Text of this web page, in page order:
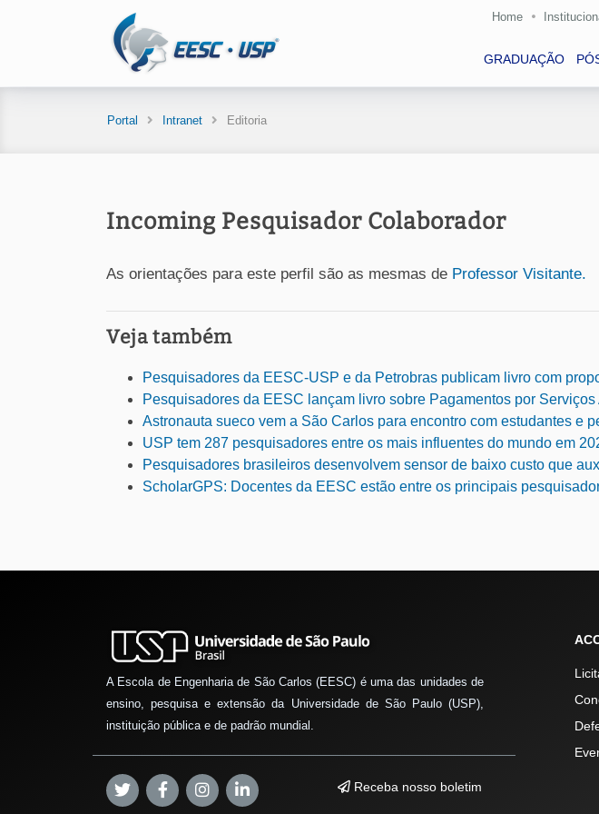
Home
GRADUAÇÃO
Portal Intranet Editoria
Incoming Pesquisador Colaborador
As orientações para este perfil são as mesmas de Professor Visitante.
Veja também
Pesquisadores da EESC-USP e da Petrobras publicam livro com
Pesquisadores da EESC lançam livro sobre Pagamentos por
Astronauta sueco vem a São Carlos para encontro com estudantes e
USP tem 287 pesquisadores entre os mais influentes do mundo em
Pesquisadores brasileiros desenvolvem sensor de baixo custo que
ScholarGPS: Docentes da EESC estão entre os principais
A Escola de Engenharia de São Carlos (EESC) é uma das unidades de
ensino, pesquisa e extensão da Universidade de São Paulo (USP),
instituição pública e de padrão mundial.
Receba nosso boletim